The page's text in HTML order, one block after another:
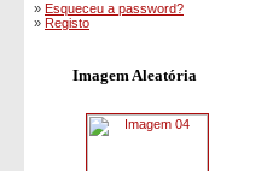
» Esqueceu a password?
» Registo
Imagem Aleatória